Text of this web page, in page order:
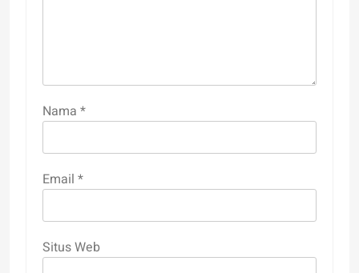
Nama *
Email *
Situs Web